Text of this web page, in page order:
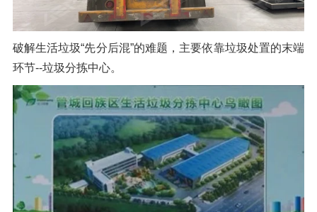
破解生活垃圾“先分后混”的难题，主要依靠垃圾处置的末端
环节--垃圾分拣中心。